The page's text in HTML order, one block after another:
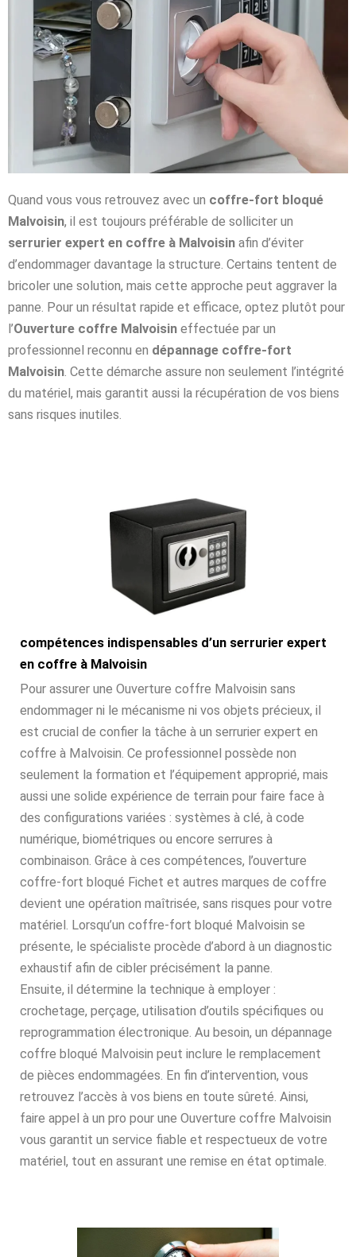
Quand vous vous retrouvez avec un coffre-fort bloqué
Malvoisin, il est toujours préférable de solliciter un
serrurier expert en coffre à Malvoisin afin d’éviter
d’endommager davantage la structure. Certains tentent de
bricoler une solution, mais cette approche peut aggraver la
panne. Pour un résultat rapide et efficace, optez plutôt pour
l’Ouverture coffre Malvoisin effectuée par un
professionnel reconnu en dépannage coffre-fort
Malvoisin. Cette démarche assure non seulement l’intégrité
du matériel, mais garantit aussi la récupération de vos biens
sans risques inutiles.
compétences indispensables d’un serrurier expert
en coffre à Malvoisin
Pour assurer une Ouverture coffre Malvoisin sans
endommager ni le mécanisme ni vos objets précieux, il
est crucial de confier la tâche à un serrurier expert en
coffre à Malvoisin. Ce professionnel possède non
seulement la formation et l’équipement approprié, mais
aussi une solide expérience de terrain pour faire face à
des configurations variées : systèmes à clé, à code
numérique, biométriques ou encore serrures à
combinaison. Grâce à ces compétences, l’ouverture
coffre-fort bloqué Fichet et autres marques de coffre
devient une opération maîtrisée, sans risques pour votre
matériel. Lorsqu’un coffre-fort bloqué Malvoisin se
présente, le spécialiste procède d’abord à un diagnostic
exhaustif afin de cibler précisément la panne.
Ensuite, il détermine la technique à employer :
crochetage, perçage, utilisation d’outils spécifiques ou
reprogrammation électronique. Au besoin, un dépannage
coffre bloqué Malvoisin peut inclure le remplacement
de pièces endommagées. En fin d’intervention, vous
retrouvez l’accès à vos biens en toute sûreté. Ainsi,
faire appel à un pro pour une Ouverture coffre Malvoisin
vous garantit un service fiable et respectueux de votre
matériel, tout en assurant une remise en état optimale.